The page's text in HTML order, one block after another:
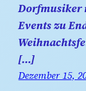
Dorfmusiker
Events zu
[…]
Dezember 15,